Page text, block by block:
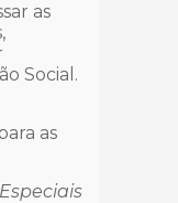
as
Social.
as